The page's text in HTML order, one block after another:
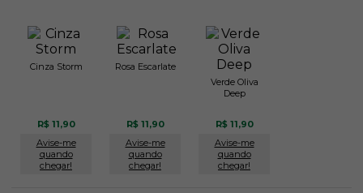
Cinza Storm
R$ 11,90
Avise-me
quando
chegar!
Rosa Escarlate
R$ 11,90
Avise-me
quando
chegar!
Verde Oliva
Deep
R$ 11,90
Avise-me
quando
chegar!